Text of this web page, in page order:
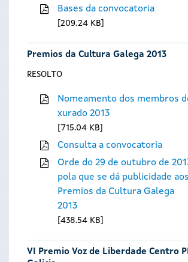
Bases da convocatoria
209.24 KB
Premios da Cultura Galega 2013
RESOLTO
Nomeamento dos membros
xurado 2013
715.04 KB
Consulta a convocatoria
Orde do 29 de outubro de
pola que se dá publicidade aos
Premios da Cultura Galega
2013
438.54 KB
VI Premio Voz de Liberdade Centro